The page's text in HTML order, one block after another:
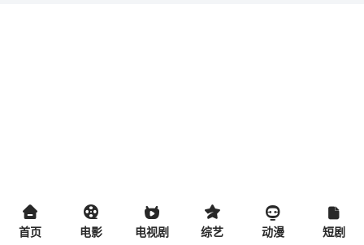
首页 电影 电视剧 综艺 动漫 短剧